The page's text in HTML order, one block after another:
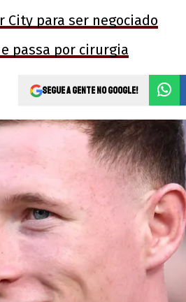
City para ser negociado
passa por cirurgia
Segue a gente no Google!